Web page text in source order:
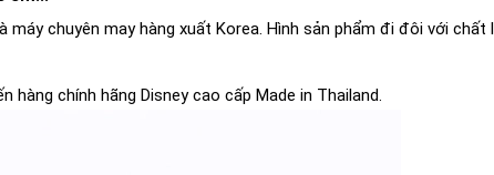
máy chuyên may hàng xuất Korea. Hình sản phẩm đi đôi với chất
chính hãng Disney cao cấp Made in Thailand.